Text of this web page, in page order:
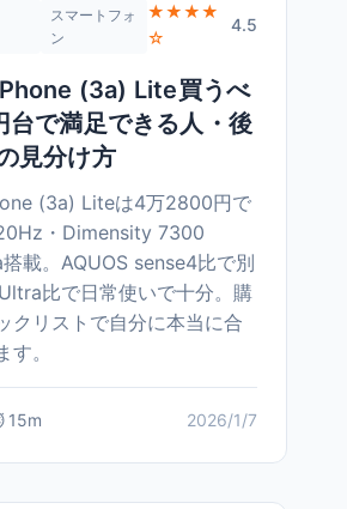
スマートフォ
ン
★★★★
☆
4.5
(3a) Lite買うべ
台で満足できる人・後
見分け方
(3a) Liteは4万2800円で
・Dimensity 7300
載。AQUOS sense4比で別
比で日常使いで十分。購
クリストで自分に本当に合
す。
15m 2026/1/7